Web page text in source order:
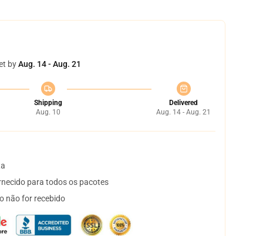
byAug. 14 - Aug. 21
Shipping
Aug. 10
Delivered
Aug. 14 - Aug. 21
para todos os pacotes
não for recebido